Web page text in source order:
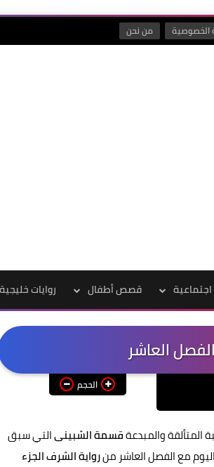
الخصوصية من نحن
اجتماعية قصص أطفال روايات خليجية
الحجم
المتألقة والمبدعةقسمة الشبينىالتي سبق
مع الفصل العاشر منرواية الشرف الجزء